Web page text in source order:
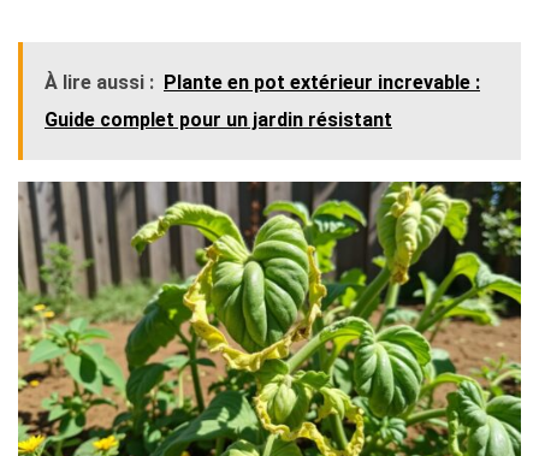
À lire aussi : Plante en pot extérieur increvable :
Guide complet pour un jardin résistant